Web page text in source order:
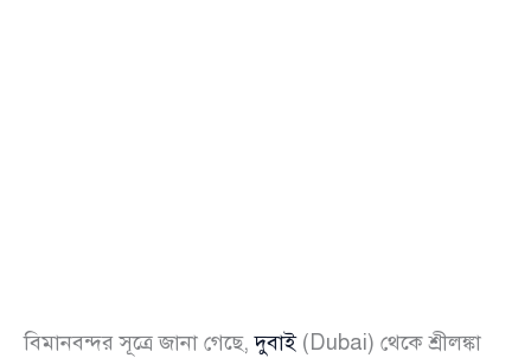
বিমানবন্দর সূত্রে জানা গেছে,দুবাই(Dubai) থেকে শ্রীলঙ্কা